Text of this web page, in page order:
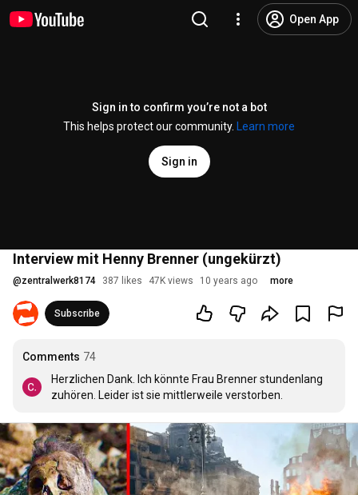
Open App
Sign in to confirm you’re not a bot
This helps protect our community.
Learn more
Sign in
Interview mit Henny Brenner (ungekürzt)
@zentralwerk8174 387 likes 47K views 10 years ago more
Subscribe
Comments 74
Herzlichen Dank. Ich könnte Frau Brenner stundenlang
zuhören. Leider ist sie mittlerweile verstorben.